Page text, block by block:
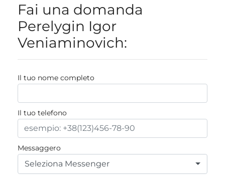
Fai una domanda
Perelygin Igor
Veniaminovich:
Il tuo nome completo
Il tuo telefono
Messaggero
Seleziona Messenger